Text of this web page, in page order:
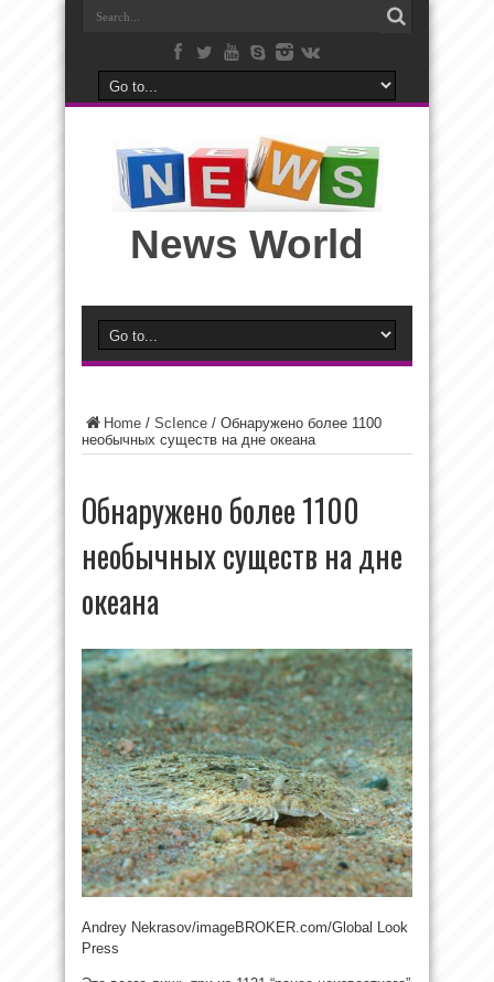
News World
Home / ScIence / Обнаружено более 1100
необычных существ на дне океана
Обнаружено более 1100
необычных существ на дне
океана
Andrey Nekrasov/imageBROKER.com/Global Look
Press